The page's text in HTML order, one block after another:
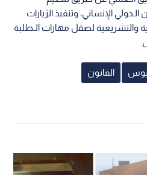
الإنساني، وتنفيذ الزيارات
والتشريعية لصقل مهارات الـطلبة
القانون